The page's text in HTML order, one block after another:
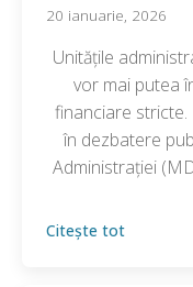
20 ianuarie, 2026
Unitățile
vor mai putea
financiare
în dezbatere
Administrației
Citește tot